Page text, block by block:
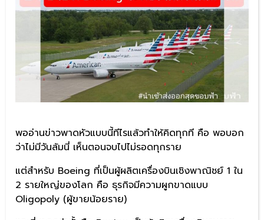
พออ่านข่าวพาดหัวแบบนี้ทีไรแล้วทำให้คิดทุกที คือ พอบอก
ว่าไม่มีวันล้มนี่ เห็นตอนจบไปไม่รอดทุกราย
แต่สำหรับ Boeing ที่เป็นผู้ผลิตเครื่องบินเชิงพาณิชย์ 1 ใน
2 รายใหญ่ของโลก คือ ธุรกิจมีความผูกขาดแบบ
Oligopoly (ผู้ขายน้อยราย)